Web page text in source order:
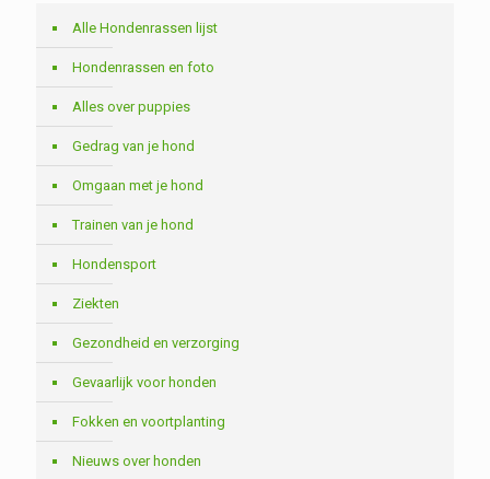
Alle Hondenrassen lijst
Hondenrassen en foto
Alles over puppies
Gedrag van je hond
Omgaan met je hond
Trainen van je hond
Hondensport
Ziekten
Gezondheid en verzorging
Gevaarlijk voor honden
Fokken en voortplanting
Nieuws over honden